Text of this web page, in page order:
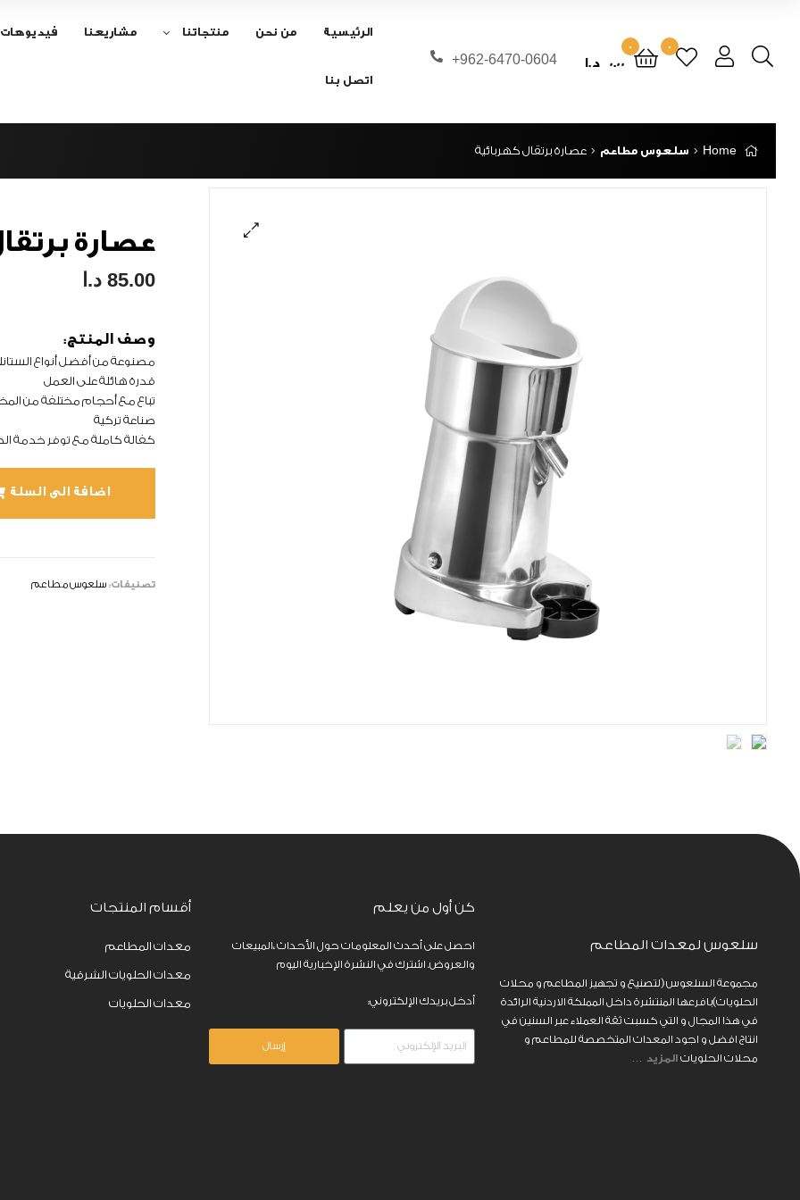
0
0
0.00 د.ا 962-6470-0604+
الرئيسية من نحن منتجاتنا مشاريعنا فيديوهات
اتصل بنا
Home سلعوس مطاعم عصارة برتقال كهربائية
عصارة
85.00 د.ا
وصف المنتج:
مصنوعة من أفضل أنواع
قدرة هائلة على العمل
تباع مع أحجام مختلفة من
صناعة تركية
كفالة كاملة مع توفر خدمة
اضافة الى السلة
تصنيفات: سلعوس مطاعم
سلعوس لمعدات المطاعم
مجموعة السلعوس (لتصنيع و تجهيز المطاعم و محلات
الحلويات)بافرعها المنتشرة داخل المملكة الاردنية الرائدة
في هذا المجال و التي كسبت ثقة العملاء عبر السنين في
انتاج افضل و اجود المعدات المتخصصة للمطاعم و
محلات الحلويات المزيد …
كن أول من يعلم
احصل على أحدث المعلومات حول الأحداث ،المبيعات
والعروض. اشترك في النشرة الإخبارية اليوم
أدخل بريدك الإلكتروني:
إرسال
أقسام المنتجات
معدات المطاعم
معدات الحلويات الشرقية
معدات الحلويات